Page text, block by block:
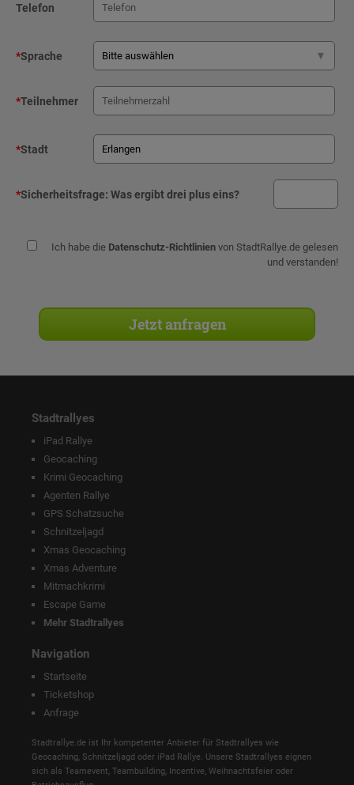
Telefon
*Sprache
*Teilnehmer
*Stadt
*Sicherheitsfrage: Was ergibt drei plus eins?
Ich habe die Datenschutz-Richtlinien von StadtRallye.de gelesen
und verstanden!
Stadtrallyes
iPad Rallye
Geocaching
Krimi Geocaching
Agenten Rallye
GPS Schatzsuche
Schnitzeljagd
Xmas Geocaching
Xmas Adventure
Mitmachkrimi
Escape Game
Mehr Stadtrallyes
Navigation
Startseite
Ticketshop
Anfrage
Stadtrallye.de ist Ihr kompetenter Anbieter für Stadtrallyes wie
Geocaching, Schnitzeljagd oder iPad Rallye. Unsere Stadtrallyes eignen
sich als Teamevent, Teambuilding, Incentive, Weihnachtsfeier oder